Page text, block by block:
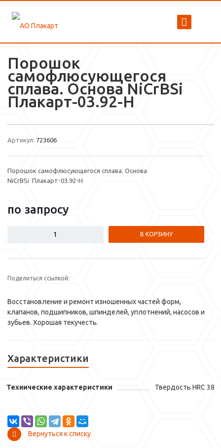
Порошок
самофлюсующегося
сплава. Основа NiCrBSi
Плакарт-03.92-H
Артикул: 723606
Порошок самофлюсующегося сплава. Основа
NiCrBSi Плакарт-03.92-H
по запросу
В КОРЗИНУ
Поделиться ссылкой:
Восстановление и ремонт изношенных частей форм,
клапанов, подшипников, шпинделей, уплотнений, насосов и
зубьев. Хорошая текучесть.
Характеристики
Технические характеристики Твердость HRC 38
Вернуться к списку